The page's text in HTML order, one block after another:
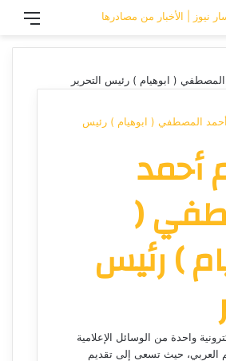
( ابوهيام ) رئيس التحرير
أحمد
(
) رئيس
واحدة من الوسائل الإعلامية
العربي، حيث تسعى إلى تقديم